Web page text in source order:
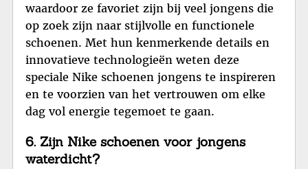
waardoor ze favoriet zijn bij veel jongens die
op zoek zijn naar stijlvolle en functionele
schoenen. Met hun kenmerkende details en
innovatieve technologieën weten deze
speciale Nike schoenen jongens te inspireren
en te voorzien van het vertrouwen om elke
dag vol energie tegemoet te gaan.
6. Zijn Nike schoenen voor jongens
waterdicht?